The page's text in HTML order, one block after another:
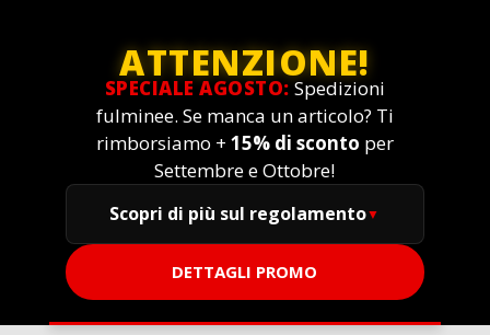
ATTENZIONE!
SPECIALE AGOSTO: Spedizioni
fulminee. Se manca un articolo? Ti
rimborsiamo + 15% di sconto per
Settembre e Ottobre!
Scopri di più sul regolamento
DETTAGLI PROMO